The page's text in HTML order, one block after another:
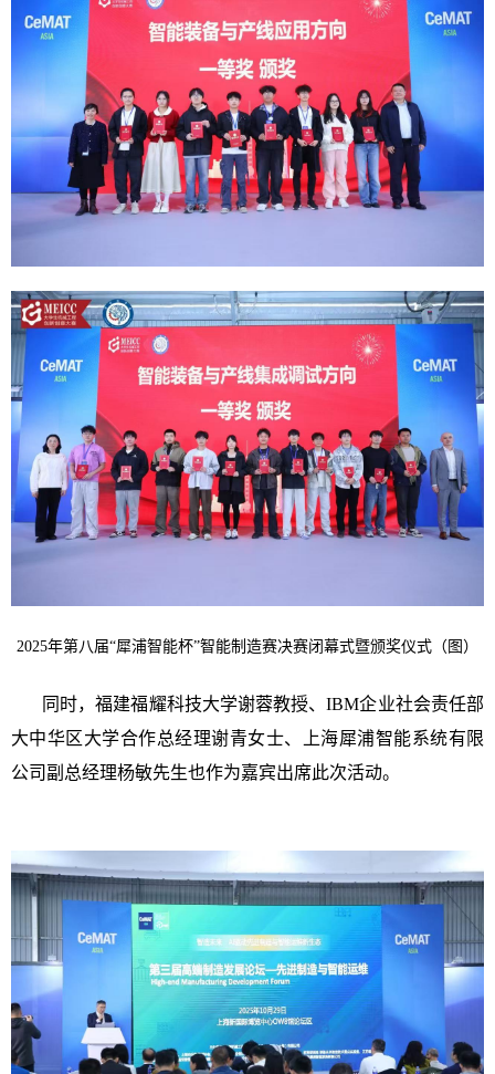
2025年第八届“犀浦智能杯”智能制造赛决赛闭幕式暨颁奖仪式（图）
同时，福建福耀科技大学谢蓉教授、IBM企业社会责任部
大中华区大学合作总经理谢青女士、上海犀浦智能系统有限
公司副总经理杨敏先生也作为嘉宾出席此次活动。